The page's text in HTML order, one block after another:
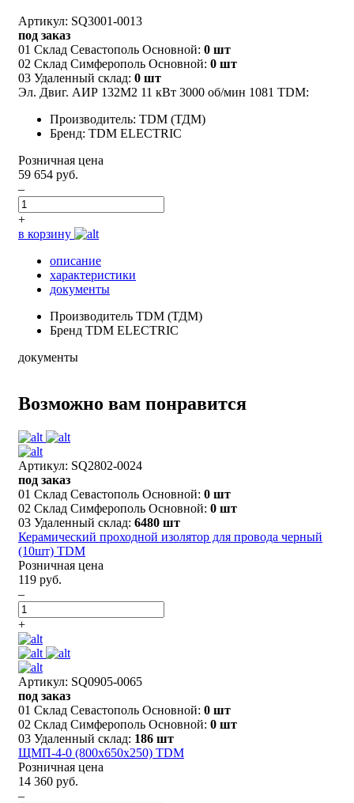
Артикул: SQ3001-0013
под заказ
01 Склад Севастополь Основной: 0 шт
02 Склад Симферополь Основной: 0 шт
03 Удаленный склад: 0 шт
Эл. Двиг. АИР 132M2 11 кВт 3000 об/мин 1081 TDM:
Производитель: TDM (ТДМ)
Бренд: TDM ELECTRIC
Розничная цена
59 654 руб.
–
+
в корзину
описание
характеристики
документы
Производитель TDM (ТДМ)
Бренд TDM ELECTRIC
документы
Возможно вам понравится
Артикул: SQ2802-0024
под заказ
01 Склад Севастополь Основной: 0 шт
02 Склад Симферополь Основной: 0 шт
03 Удаленный склад: 6480 шт
Керамический проходной изолятор для провода черный
(10шт) TDM
Розничная цена
119 руб.
–
+
Артикул: SQ0905-0065
под заказ
01 Склад Севастополь Основной: 0 шт
02 Склад Симферополь Основной: 0 шт
03 Удаленный склад: 186 шт
ЩМП-4-0 (800х650х250) TDM
Розничная цена
14 360 руб.
–